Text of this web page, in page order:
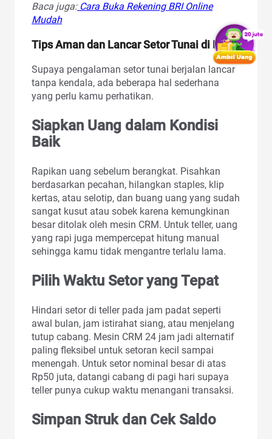
Baca juga: Cara Buka Rekening BRI Online
Mudah
Tips Aman dan Lancar Setor Tunai di BRI
Supaya pengalaman setor tunai berjalan lancar
tanpa kendala, ada beberapa hal sederhana
yang perlu kamu perhatikan.
Siapkan Uang dalam Kondisi
Baik
Rapikan uang sebelum berangkat. Pisahkan
berdasarkan pecahan, hilangkan staples, klip
kertas, atau selotip, dan buang uang yang sudah
sangat kusut atau sobek karena kemungkinan
besar ditolak oleh mesin CRM. Untuk teller, uang
yang rapi juga mempercepat hitung manual
sehingga kamu tidak mengantre terlalu lama.
Pilih Waktu Setor yang Tepat
Hindari setor di teller pada jam padat seperti
awal bulan, jam istirahat siang, atau menjelang
tutup cabang. Mesin CRM 24 jam jadi alternatif
paling fleksibel untuk setoran kecil sampai
menengah. Untuk setor nominal besar di atas
Rp50 juta, datangi cabang di pagi hari supaya
teller punya cukup waktu menangani transaksi.
Simpan Struk dan Cek Saldo